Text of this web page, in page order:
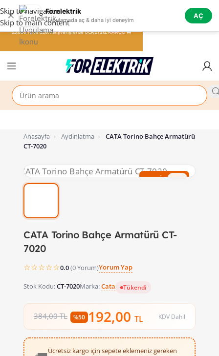
✕ Forelektrik
Uygulamada aç & daha iyi deneyim
AÇ
Skip to navigation
Skip to main content
Anasayfa › Aydınlatma ›
CATA Torino Bahçe Armatürü
CT-7020
%50 İndirim
CATA Torino Bahçe Armatürü CT-
7020
☆☆☆☆☆0.0(0 Yorum)Yorum Yap
Stok Kodu:CT-7020Marka:Cata Tükendi
384,00 TL %50 192,00 TL KDV Dahil
Ücretsiz kargo için sepete eklemeniz gereken
25.000 TL ve üzeri alışverişlerde ÜCRETSİZ KARGO 🚚